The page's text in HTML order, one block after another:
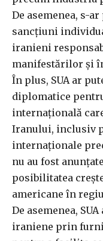
De asemenea, s-
sancțiuni
iranieni
manifestărilor și
În plus, SUA ar
diplomatice
internațională
Iranului, inclusiv
internaționale
nu au fost
posibilitatea
americane în
De asemenea,
iraniene prin